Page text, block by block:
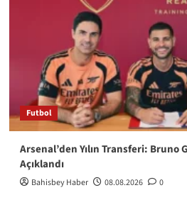
Futbol
Arsenal’den Yılın Transferi: Bruno
Açıklandı
Bahisbey Haber 08.08.2026 0